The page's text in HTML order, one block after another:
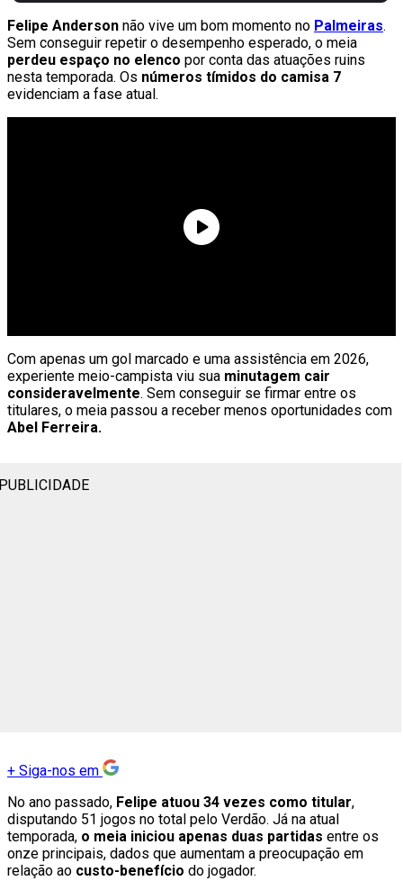
Felipe Anderson não vive um bom momento no Palmeiras.
Sem conseguir repetir o desempenho esperado, o meia
perdeu espaço no elenco por conta das atuações ruins
nesta temporada. Os números tímidos do camisa 7
evidenciam a fase atual.
Com apenas um gol marcado e uma assistência em 2026,
experiente meio-campista viu sua minutagem cair
consideravelmente. Sem conseguir se firmar entre os
titulares, o meia passou a receber menos oportunidades com
Abel Ferreira.
+ Siga-nos em
No ano passado, Felipe atuou 34 vezes como titular,
disputando 51 jogos no total pelo Verdão. Já na atual
temporada, o meia iniciou apenas duas partidas entre os
onze principais, dados que aumentam a preocupação em
relação ao custo-benefício do jogador.